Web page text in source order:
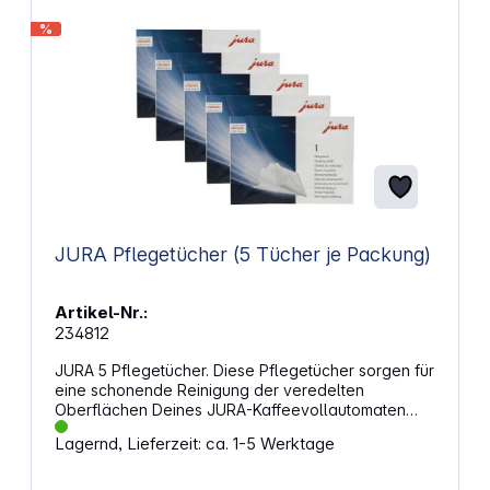
Kocht Wasser in ca. 8 Minuten (23°C
Starttemperatur) Trockenlaufschutz und
automatische Abschaltung für zusätzliche Sicherheit
Abmessungen (BxHxT): 26,3 x 30,7 x 23,3 cm
Gewicht: 2,7 – 3,4 kg Akkus nicht im Lieferumfang
%
JURA Pflegetücher (5 Tücher je Packung)
Artikel-Nr.:
234812
JURA 5 Pflegetücher. Diese Pflegetücher sorgen für
eine schonende Reinigung der veredelten
Oberflächen Deines JURA-Kaffeevollautomaten
und halten das Erscheinungsbild frisch. Die
feuchten Tücher entfernen Ablagerungen in einem
Lagernd, Lieferzeit: ca. 1-5 Werktage